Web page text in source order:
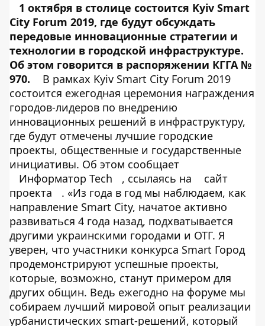
1 октября в столице состоится Kyiv Smart
City Forum 2019, где будут обсуждать
передовые инновационные стратегии и
технологии в городской инфраструктуре.
Об этом говорится в распоряжении КГГА №
970.
В рамках Kyiv Smart City Forum 2019
состоится ежегодная церемония награждения
городов-лидеров по внедрению
инновационных решений в инфраструктуру,
где будут отмечены лучшие городские
проекты, общественные и государственные
инициативы. Об этом сообщает
Информатор Tech
, ссылаясь на
сайт
проекта
. «Из года в год мы наблюдаем, как
направление Smart City, начатое активно
развиваться 4 года назад, подхватывается
другими украинскими городами и ОТГ. Я
уверен, что участники конкурса Smart Город
продемонстрируют успешные проекты,
которые, возможно, станут примером для
других общин. Ведь ежегодно на форуме мы
собираем лучший мировой опыт реализации
урбанистических smart-решений, который